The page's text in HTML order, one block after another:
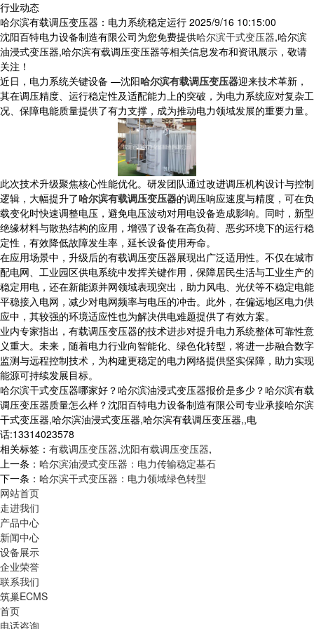
行业动态
哈尔滨有载调压变压器：电力系统稳定运行 2025/9/16 10:15:00
沈阳百特电力设备制造有限公司为您免费提供哈尔滨干式变压器,哈尔滨
油浸式变压器,哈尔滨有载调压变压器等相关信息发布和资讯展示，敬请
关注！
近日，电力系统关键设备 —沈阳哈尔滨有载调压变压器迎来技术革新，
其在调压精度、运行稳定性及适配能力上的突破，为电力系统应对复杂工
况、保障电能质量提供了有力支撑，成为推动电力领域发展的重要力量。
​ 此次技术升级聚焦核心性能优化。研发团队通过改进调压机构设计与控制
逻辑，大幅提升了哈尔滨有载调压变压器的调压响应速度与精度，可在负
载变化时快速调整电压，避免电压波动对用电设备造成影响。同时，新型
绝缘材料与散热结构的应用，增强了设备在高负荷、恶劣环境下的运行稳
定性，有效降低故障发生率，延长设备使用寿命。
​ 在应用场景中，升级后的有载调压变压器展现出广泛适用性。不仅在城市
配电网、工业园区供电系统中发挥关键作用，保障居民生活与工业生产的
稳定用电，还在新能源并网领域表现突出，助力风电、光伏等不稳定电能
平稳接入电网，减少对电网频率与电压的冲击。此外，在偏远地区电力供
应中，其较强的环境适应性也为解决供电难题提供了有效方案。​
业内专家指出，有载调压变压器的技术进步对提升电力系统整体可靠性意
义重大。未来，随着电力行业向智能化、绿色化转型，将进一步融合数字
监测与远程控制技术，为构建更稳定的电力网络提供坚实保障，助力实现
能源可持续发展目标。​
哈尔滨干式变压器哪家好？哈尔滨油浸式变压器报价是多少？哈尔滨有载
调压变压器质量怎么样？沈阳百特电力设备制造有限公司专业承接哈尔滨
干式变压器,哈尔滨油浸式变压器,哈尔滨有载调压变压器,,电
话:13314023578
相关标签： 有载调压变压器,沈阳有载调压变压器,
上一条： 哈尔滨油浸式变压器：电力传输稳定基石
下一条： 哈尔滨干式变压器：电力领域绿色转型
网站首页
走进我们
产品中心
新闻中心
设备展示
企业荣誉
联系我们
筑巢ECMS
首页
电话咨询